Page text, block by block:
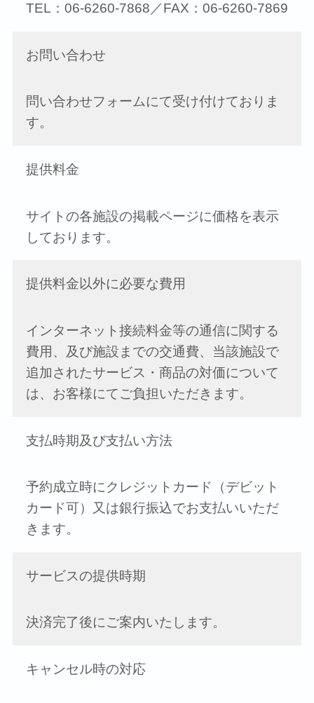
TEL：06-6260-7868／FAX：06-6260-7869
お問い合わせ
問い合わせフォームにて受け付けておりま
す。
提供料金
サイトの各施設の掲載ページに価格を表示
しております。
提供料金以外に必要な費用
インターネット接続料金等の通信に関する
費用、及び施設までの交通費、当該施設で
追加されたサービス・商品の対価について
は、お客様にてご負担いただきます。
支払時期及び支払い方法
予約成立時にクレジットカード（デビット
カード可）又は銀行振込でお支払いいただ
きます。
サービスの提供時期
決済完了後にご案内いたします。
キャンセル時の対応